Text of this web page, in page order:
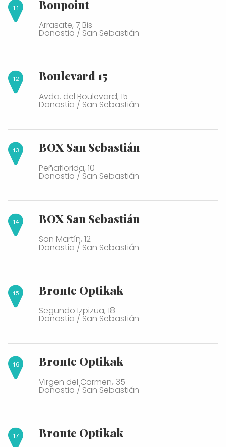
Bonpoint
Arrasate, 7 Bis
Donostia / San Sebastián
Boulevard 15
Avda. del Boulevard, 15
Donostia / San Sebastián
BOX San Sebastián
Peñaflorida, 10
Donostia / San Sebastián
BOX San Sebastián
San Martín, 12
Donostia / San Sebastián
Bronte Optikak
Segundo Izpizua, 18
Donostia / San Sebastián
Bronte Optikak
Virgen del Carmen, 35
Donostia / San Sebastián
Bronte Optikak